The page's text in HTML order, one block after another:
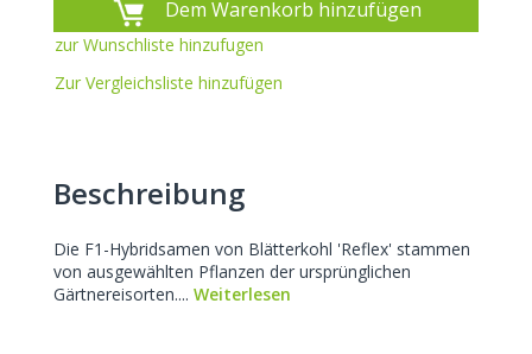
Dem Warenkorb hinzufügen
zur Wunschliste hinzufugen
Zur Vergleichsliste hinzufügen
Beschreibung
Die F1-Hybridsamen von Blätterkohl 'Reflex' stammen
von ausgewählten Pflanzen der ursprünglichen
Gärtnereisorten.... Weiterlesen